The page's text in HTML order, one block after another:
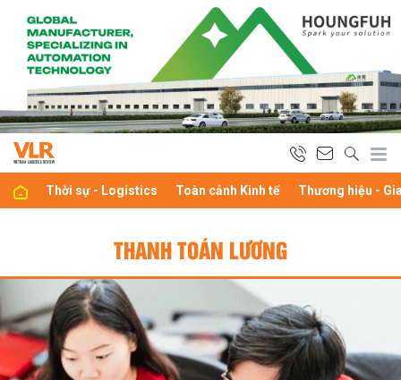
Thời sự - Logistics Toàn cảnh Kinh tế Thương hiệu -
THANH TOÁN LƯƠNG